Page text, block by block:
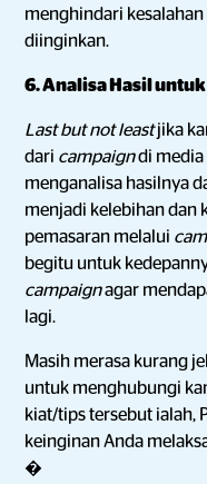
menghindari
diinginkan.
6. Analisa Hasil untuk
Last but not leastjika
dari campaigndi media
menganalisa hasilnya
menjadi kelebihan dan
pemasaran melalui
begitu untuk
campaignagar
lagi.
Masih merasa kurang
untuk menghubungi
kiat/tips tersebut ialah,
keinginan Anda
�